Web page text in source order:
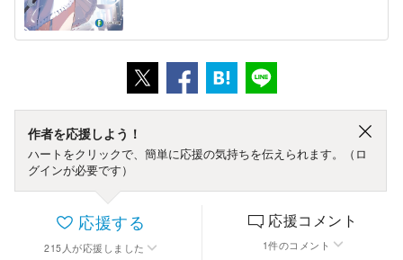
作者を応援しよう！
ハートをクリックで、簡単に応援の気持ちを伝えられます。（ロ
グインが必要です）
応援する
215 人が応援しました
応援コメント
1件のコメント